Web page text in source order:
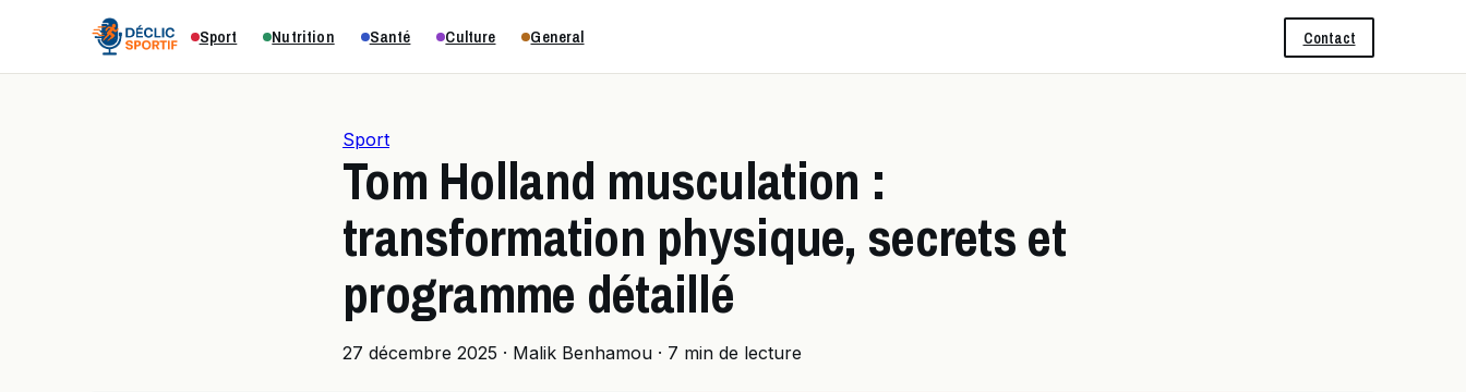
Sport Nutrition Santé Culture General Contact
Sport
Tom Holland musculation :
transformation physique, secrets et
programme détaillé
27 décembre 2025 · Malik Benhamou · 7 min de lecture